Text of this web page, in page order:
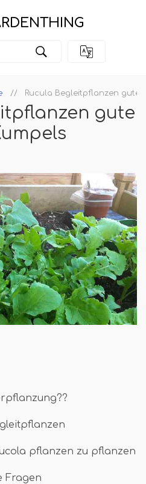
Rucula Begleitpflanzen gute
gute
pflanzen zu pflanzen
Fragen